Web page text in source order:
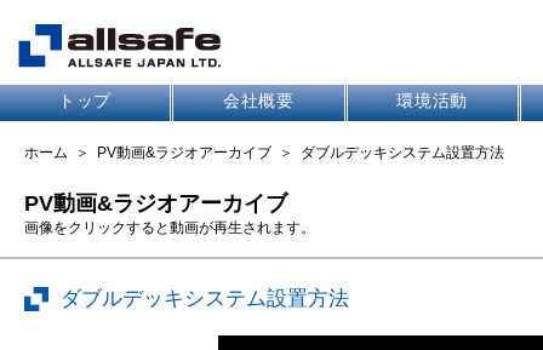
トップ 会社概要 環境活動
ホーム ＞ PV動画&ラジオアーカイブ ＞ ダブルデッキシステム設置方法
PV動画&ラジオアーカイブ
画像をクリックすると動画が再生されます。
ダブルデッキシステム設置方法